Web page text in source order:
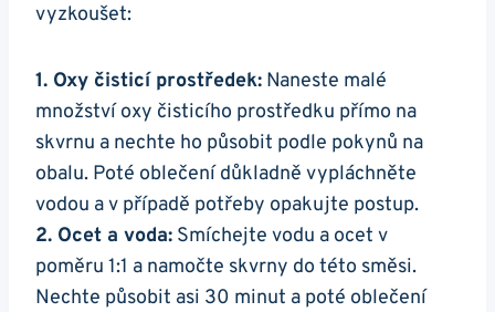
vyzkoušet:
1. Oxy čisticí prostředek: Naneste malé
množství oxy čisticího prostředku přímo na
skvrnu a nechte ho působit podle pokynů na
obalu. Poté oblečení důkladně vypláchněte
vodou a v případě potřeby opakujte postup.
2. Ocet a voda: Smíchejte vodu a ocet v
poměru 1:1 a namočte skvrny do této směsi.
Nechte působit asi 30 minut a poté oblečení